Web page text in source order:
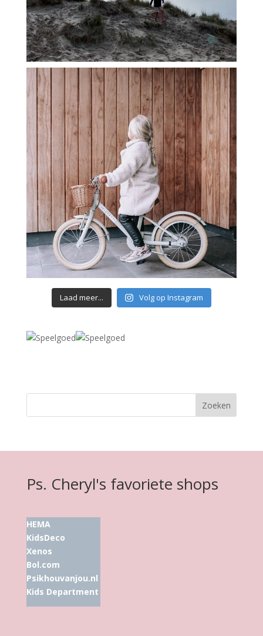
Laad meer... Volg op Instagram
Ps. Cheryl's favoriete shops
HEMA
KidsDeco
Xenos
Bol.com
Psikhouvanjou.nl
Kids Department